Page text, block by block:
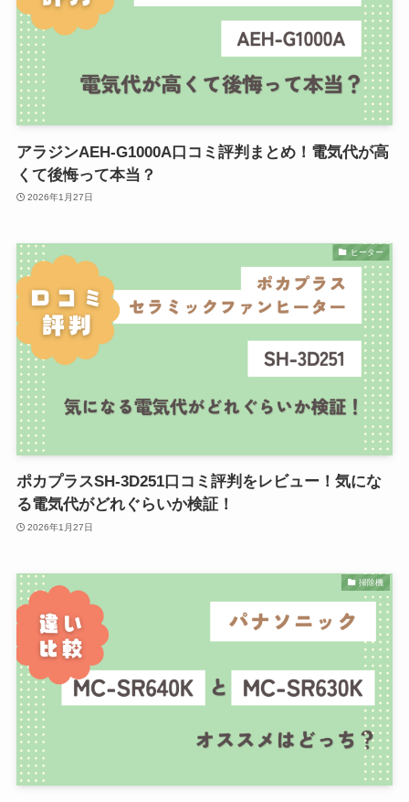
アラジンAEH-G1000A口コミ評判まとめ！電気代が高
くて後悔って本当？
2026年1月27日
ヒーター
ポカプラスSH-3D251口コミ評判をレビュー！気にな
る電気代がどれぐらいか検証！
2026年1月27日
掃除機